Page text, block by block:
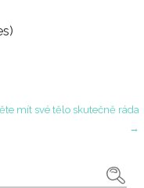
mít své tělo skutečně ráda
→